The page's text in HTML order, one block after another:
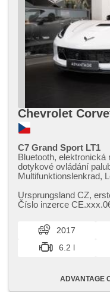
Chevrolet
C7 Grand Sport LT1
Bluetooth,
dotykové ovládání
Multifunktionslenkrad,
odvětrávaná sedadla,
täglich Leuchten, Heck
Klimaautomatik,
Funkfernbedienung,
zadní pohon,
erfüllt 'EURO VI', ABS
Ursprungsland CZ,​
Číslo inzerce
2017
6.2 l
ADVANTAGE